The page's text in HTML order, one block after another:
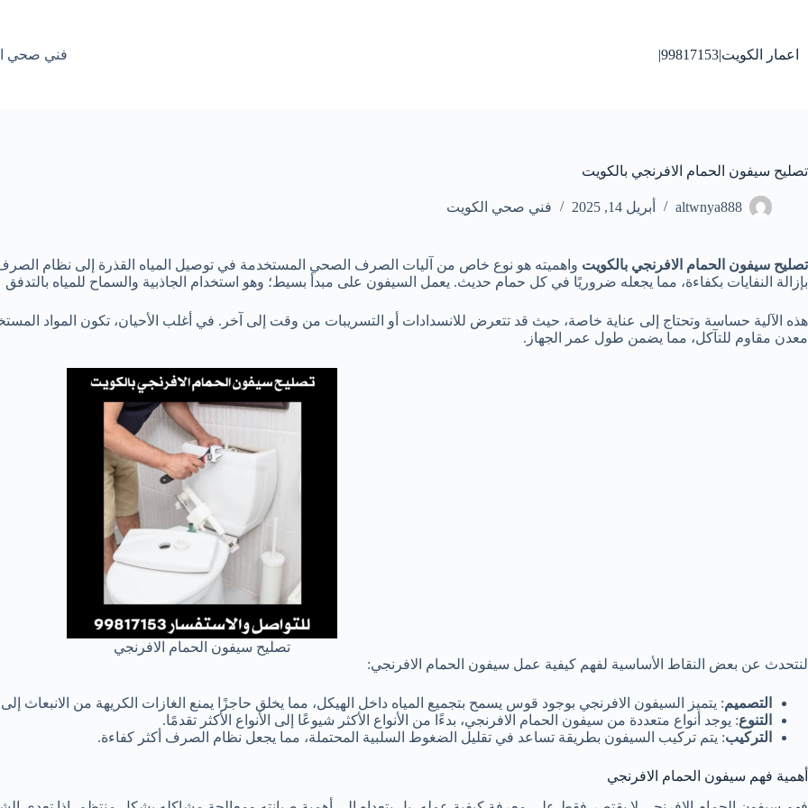
اعمار الكويت|99817153| فني صحي الكويت
تصليح سيفون الحمام الافرنجي بالكويت
altwnya888 أبريل 14, 2025 فني صحي الكويت
تصليح سيفون الحمام الافرنجي بالكويت واهميته هو نوع خاص من آليات الصرف الصحي المستخدمة في توصيل المياه القذرة إلى نظام الصرف
بإزالة النفايات بكفاءة، مما يجعله ضروريًا في كل حمام حديث. يعمل السيفون على مبدأ بسيط؛ وهو استخدام الجاذبية والسماح للمياه
هذه الآلية حساسة وتحتاج إلى عناية خاصة، حيث قد تتعرض للانسدادات أو التسريبات من وقت إلى آخر. في أغلب الأحيان، تكون المواد
معدن مقاوم للتآكل، مما يضمن طول عمر الجهاز.
تصليح سيفون الحمام الافرنجي
لنتحدث عن بعض النقاط الأساسية لفهم كيفية عمل سيفون الحمام الافرنجي:
التصميم: يتميز السيفون الافرنجي بوجود قوس يسمح بتجميع المياه داخل الهيكل، مما يخلق حاجزًا يمنع الغازات الكريهة من الانبعاث
التنوع: يوجد أنواع متعددة من سيفون الحمام الافرنجي، بدءًا من الأنواع الأكثر شيوعًا إلى الأنواع الأكثر تقدمًا.
التركيب: يتم تركيب السيفون بطريقة تساعد في تقليل الضغوط السلبية المحتملة، مما يجعل نظام الصرف أكثر كفاءة.
أهمية فهم سيفون الحمام الافرنجي